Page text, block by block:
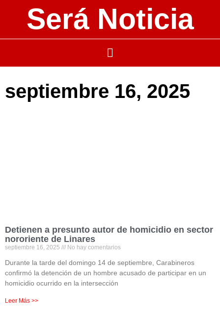
Será Noticia
septiembre 16, 2025
Detienen a presunto autor de homicidio en sector
nororiente de Linares
septiembre 16, 2025 No hay comentarios
Durante la tarde del domingo 14 de septiembre, Carabineros
confirmó la detención de un hombre acusado de participar en un
homicidio ocurrido en la intersección
Leer Más >>